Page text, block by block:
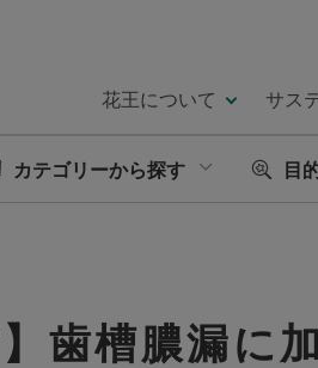
花王について サス
カテゴリーから探す 目
】歯槽膿漏に